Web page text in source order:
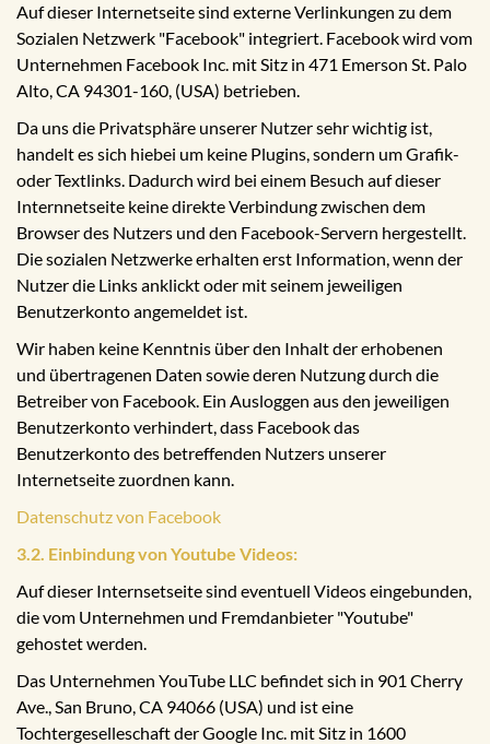
Auf dieser Internetseite sind externe Verlinkungen zu dem
Sozialen Netzwerk "Facebook" integriert. Facebook wird vom
Unternehmen Facebook Inc. mit Sitz in 471 Emerson St. Palo
Alto, CA 94301-160, (USA) betrieben.
Da uns die Privatsphäre unserer Nutzer sehr wichtig ist,
handelt es sich hiebei um keine Plugins, sondern um Grafik-
oder Textlinks. Dadurch wird bei einem Besuch auf dieser
Internnetseite keine direkte Verbindung zwischen dem
Browser des Nutzers und den Facebook-Servern hergestellt.
Die sozialen Netzwerke erhalten erst Information, wenn der
Nutzer die Links anklickt oder mit seinem jeweiligen
Benutzerkonto angemeldet ist.
Wir haben keine Kenntnis über den Inhalt der erhobenen
und übertragenen Daten sowie deren Nutzung durch die
Betreiber von Facebook. Ein Ausloggen aus den jeweiligen
Benutzerkonto verhindert, dass Facebook das
Benutzerkonto des betreffenden Nutzers unserer
Internetseite zuordnen kann.
Datenschutz von Facebook
3.2. Einbindung von Youtube Videos:
Auf dieser Internsetseite sind eventuell Videos eingebunden,
die vom Unternehmen und Fremdanbieter "Youtube"
gehostet werden.
Das Unternehmen YouTube LLC befindet sich in 901 Cherry
Ave., San Bruno, CA 94066 (USA) und ist eine
Tochtergeselleschaft der Google Inc. mit Sitz in 1600